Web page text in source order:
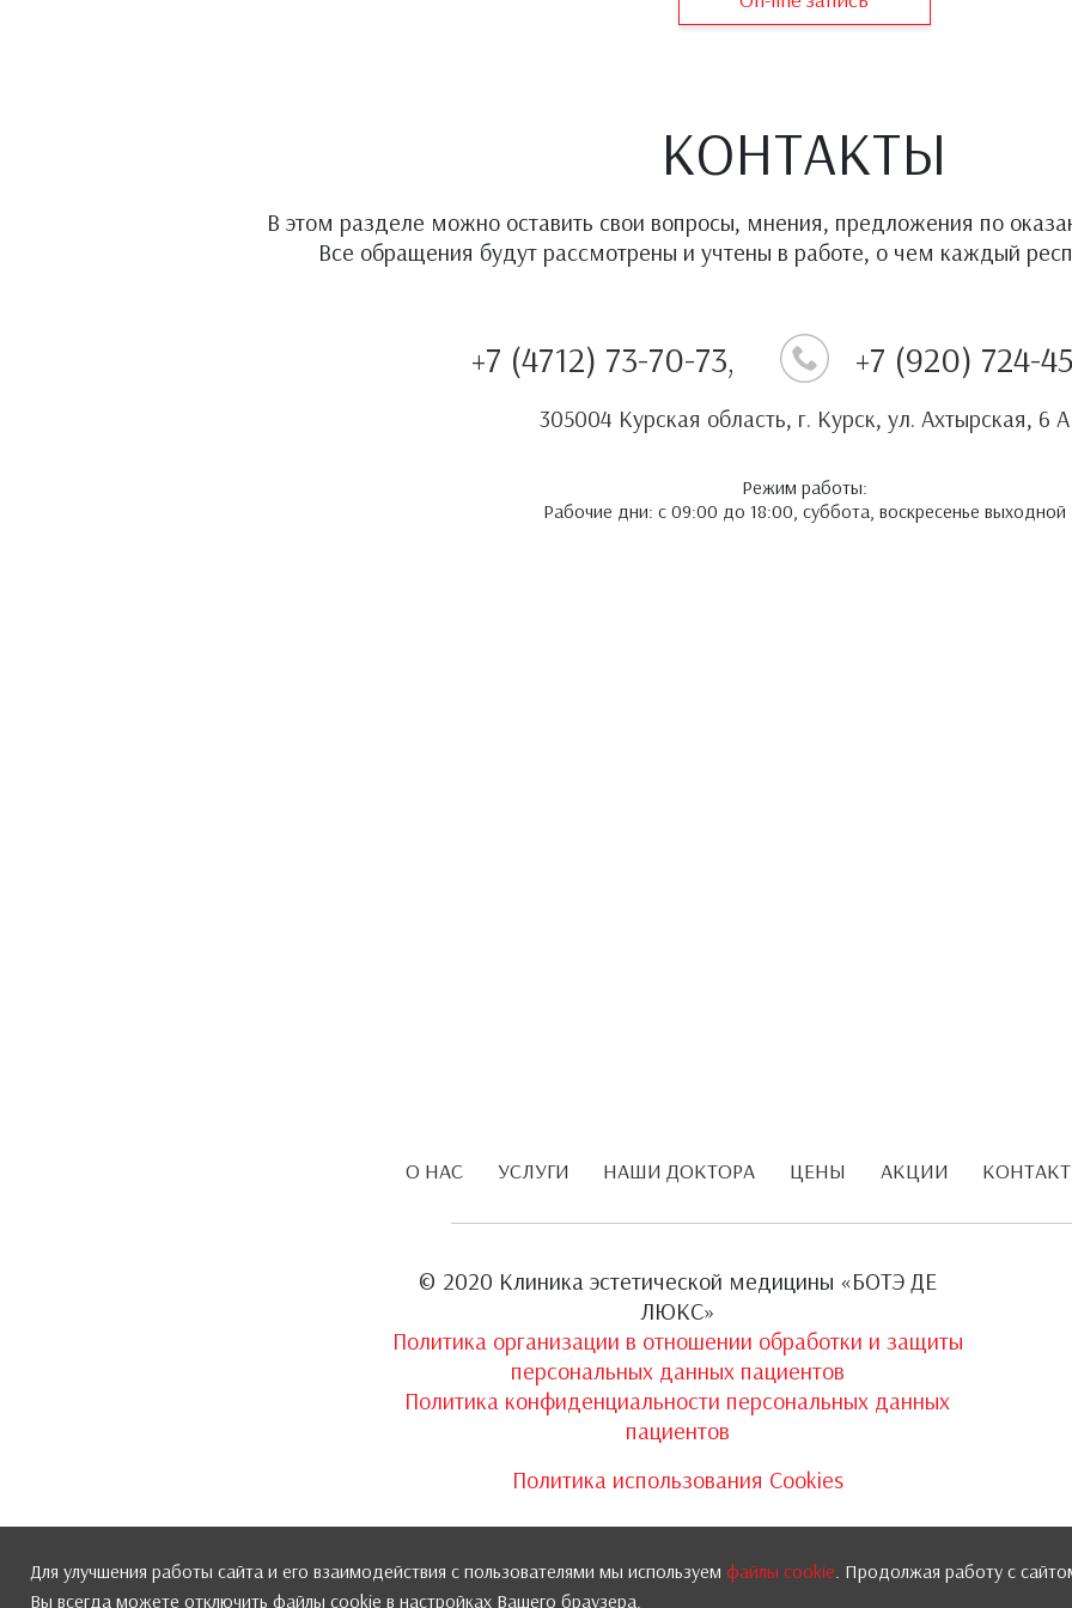
КОНТАКТЫ
В этом разделе можно оставить свои вопросы, мнения, предложения по
Все обращения будут рассмотрены и учтены в работе, о чем каждый
+7 (4712) 73-70-73, +7 (920) 724-
305004 Курская область, г. Курск, ул. Ахтырская, 6 А
Режим работы:
Рабочие дни: с 09:00 до 18:00, суббота, воскресенье выходной
О НАС УСЛУГИ НАШИ ДОКТОРА ЦЕНЫ АКЦИИ
© 2020 Клиника эстетической медицины «БОТЭ ДЕ
ЛЮКС»
Политика организации в отношении обработки и защиты
персональных данных пациентов
Политика конфиденциальности персональных данных
пациентов
Политика использования Cookies
Для улучшения работы сайта и его взаимодействия с пользователями мы используем файлы cookie. Продолжая работу с
Вы всегда можете отключить файлы cookie в настройках Вашего браузера.